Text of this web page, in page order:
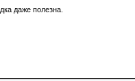
даже полезна.